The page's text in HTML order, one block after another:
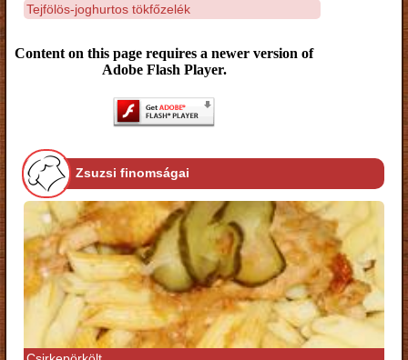
Tejfölös-joghurtos tökfőzelék
Content on this page requires a newer version of
Adobe Flash Player.
Zsuzsi finomságai